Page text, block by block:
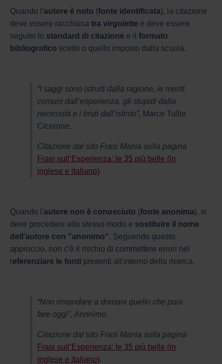
Quando l'autore è noto (fonte identificata), la citazione
deve essere racchiusa tra virgolette e deve essere
seguito lo standard di citazione e il formato
bibliografico scelto o quello imposto dalla scuola.
“I saggi sono istruiti dalla ragione, le menti
comuni dall’esperienza, gli stupidi dalla
necessità e i bruti dall’istinto”, Marco Tullio
Cicerone.
Citazione dal sito Frasi Mania sulla pagina
Frasi sull’Esperienza: le 35 più belle (in
inglese e italiano).
Quando l'autore non è conosciuto (fonte anonima), si
deve procedere allo stesso modo e sostituire il nome
dell'autore con "anonimo". Seguendo questo
approccio, non c'è il rischio di commettere errori nel
referenziare le fonti presenti all'interno della ricerca.
“Non rimandare a domani quello che puoi
fare oggi”, Anonimo.
Citazione dal sito Frasi Mania sulla pagina
Frasi sull’Esperienza: le 35 più belle (in
inglese e italiano).